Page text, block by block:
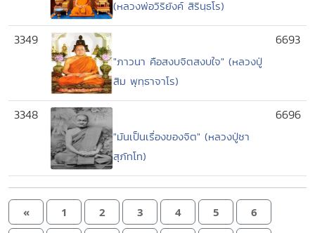
(หลวงพ่อวิริยังค์ สิรินฺธโร)
3349
"ภาวนา คือสงบจิตสงบใจ" (หลวงปู่
สิม พุทฺธาจาโร)
6693
3348
"มันเป็นเรื่องของจิต" (หลวงปู่ชา
สุภัทโท)
6696
« 1 2 3 4 5 6